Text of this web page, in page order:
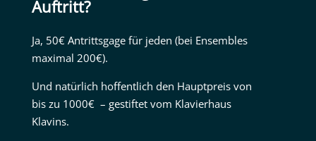
Auftritt?
Ja, 50€ Antrittsgage für jeden (bei Ensembles
maximal 200€).
Und natürlich hoffentlich den Hauptpreis von
bis zu 1000€ – gestiftet vom Klavierhaus
Klavins.